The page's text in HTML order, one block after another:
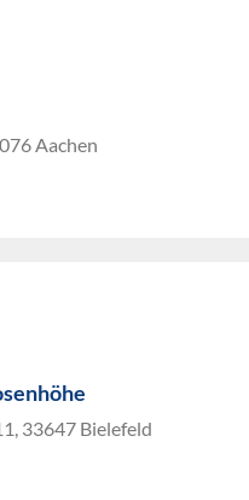
Aachen
33647 Bielefeld